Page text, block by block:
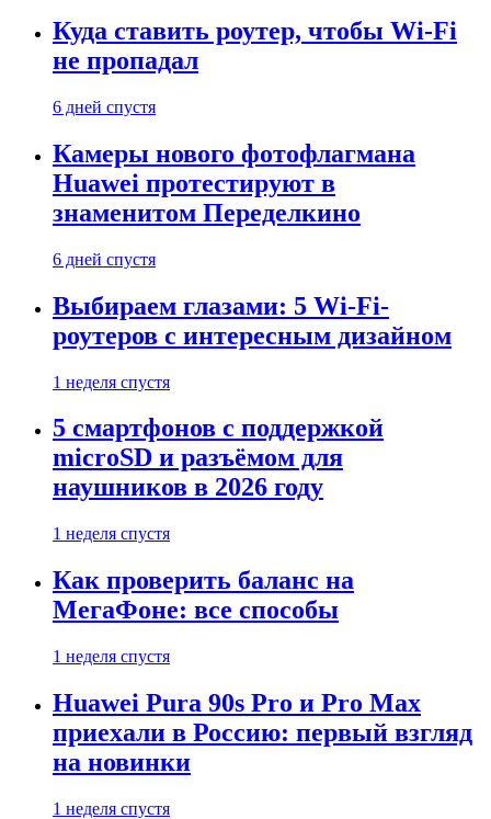
Куда ставить роутер, чтобы Wi-Fi
не пропадал
6 дней спустя
Камеры нового фотофлагмана
Huawei протестируют в
знаменитом Переделкино
6 дней спустя
Выбираем глазами: 5 Wi-Fi-
роутеров с интересным дизайном
1 неделя спустя
5 смартфонов с поддержкой
microSD и разъёмом для
наушников в 2026 году
1 неделя спустя
Как проверить баланс на
МегаФоне: все способы
1 неделя спустя
Huawei Pura 90s Pro и Pro Max
приехали в Россию: первый взгляд
на новинки
1 неделя спустя